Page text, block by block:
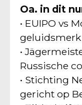
Oa. in dit
• EUIPO vs
geluidsmerk
•
Russische
• Stichting
gericht op